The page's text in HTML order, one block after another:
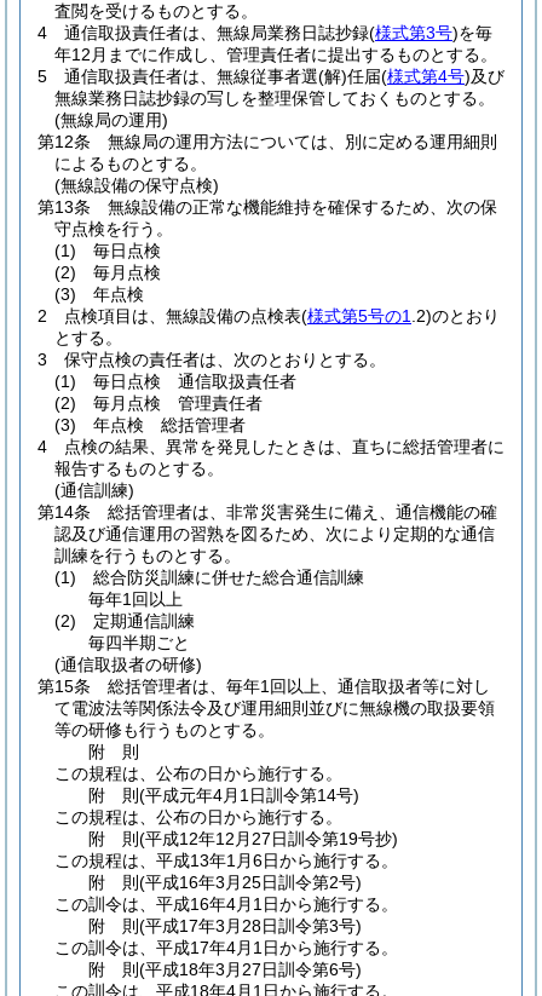
査閲を受けるものとする。
4
通信取扱責任者は、無線局業務日誌抄録(様式第3号)を毎
年12月までに作成し、管理責任者に提出するものとする。
5
通信取扱責任者は、無線従事者選(解)任届(様式第4号)及び
無線業務日誌抄録の写しを整理保管しておくものとする。
(無線局の運用)
第12条
無線局の運用方法については、別に定める運用細則
によるものとする。
(無線設備の保守点検)
第13条
無線設備の正常な機能維持を確保するため、次の保
守点検を行う。
(1)
毎日点検
(2)
毎月点検
(3)
年点検
2
点検項目は、無線設備の点検表(様式第5号の1 .2)のとおり
とする。
3
保守点検の責任者は、次のとおりとする。
(1)
毎日点検 通信取扱責任者
(2)
毎月点検 管理責任者
(3)
年点検 総括管理者
4
点検の結果、異常を発見したときは、直ちに総括管理者に
報告するものとする。
(通信訓練)
第14条
総括管理者は、非常災害発生に備え、通信機能の確
認及び通信運用の習熟を図るため、次により定期的な通信
訓練を行うものとする。
(1)
総合防災訓練に併せた総合通信訓練
毎年1回以上
(2)
定期通信訓練
毎四半期ごと
(通信取扱者の研修)
第15条
総括管理者は、毎年1回以上、通信取扱者等に対し
て電波法等関係法令及び運用細則並びに無線機の取扱要領
等の研修も行うものとする。
附 則
この規程は、公布の日から施行する。
附 則(平成元年4月1日訓令第14号)
この規程は、公布の日から施行する。
附 則(平成12年12月27日訓令第19号抄)
この規程は、平成13年1月6日から施行する。
附 則(平成16年3月25日訓令第2号)
この訓令は、平成16年4月1日から施行する。
附 則(平成17年3月28日訓令第3号)
この訓令は、平成17年4月1日から施行する。
附 則(平成18年3月27日訓令第6号)
この訓令は、平成18年4月1日から施行する。